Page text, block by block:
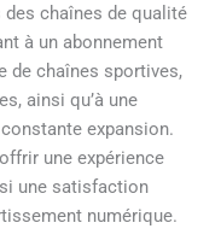
chaînes de qualité
à un abonnement
de chaînes sportives,
ainsi qu’à une
expansion.
une expérience
une satisfaction
numérique.